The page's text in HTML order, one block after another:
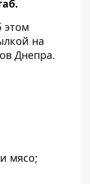
на
Днепра.
мясо;